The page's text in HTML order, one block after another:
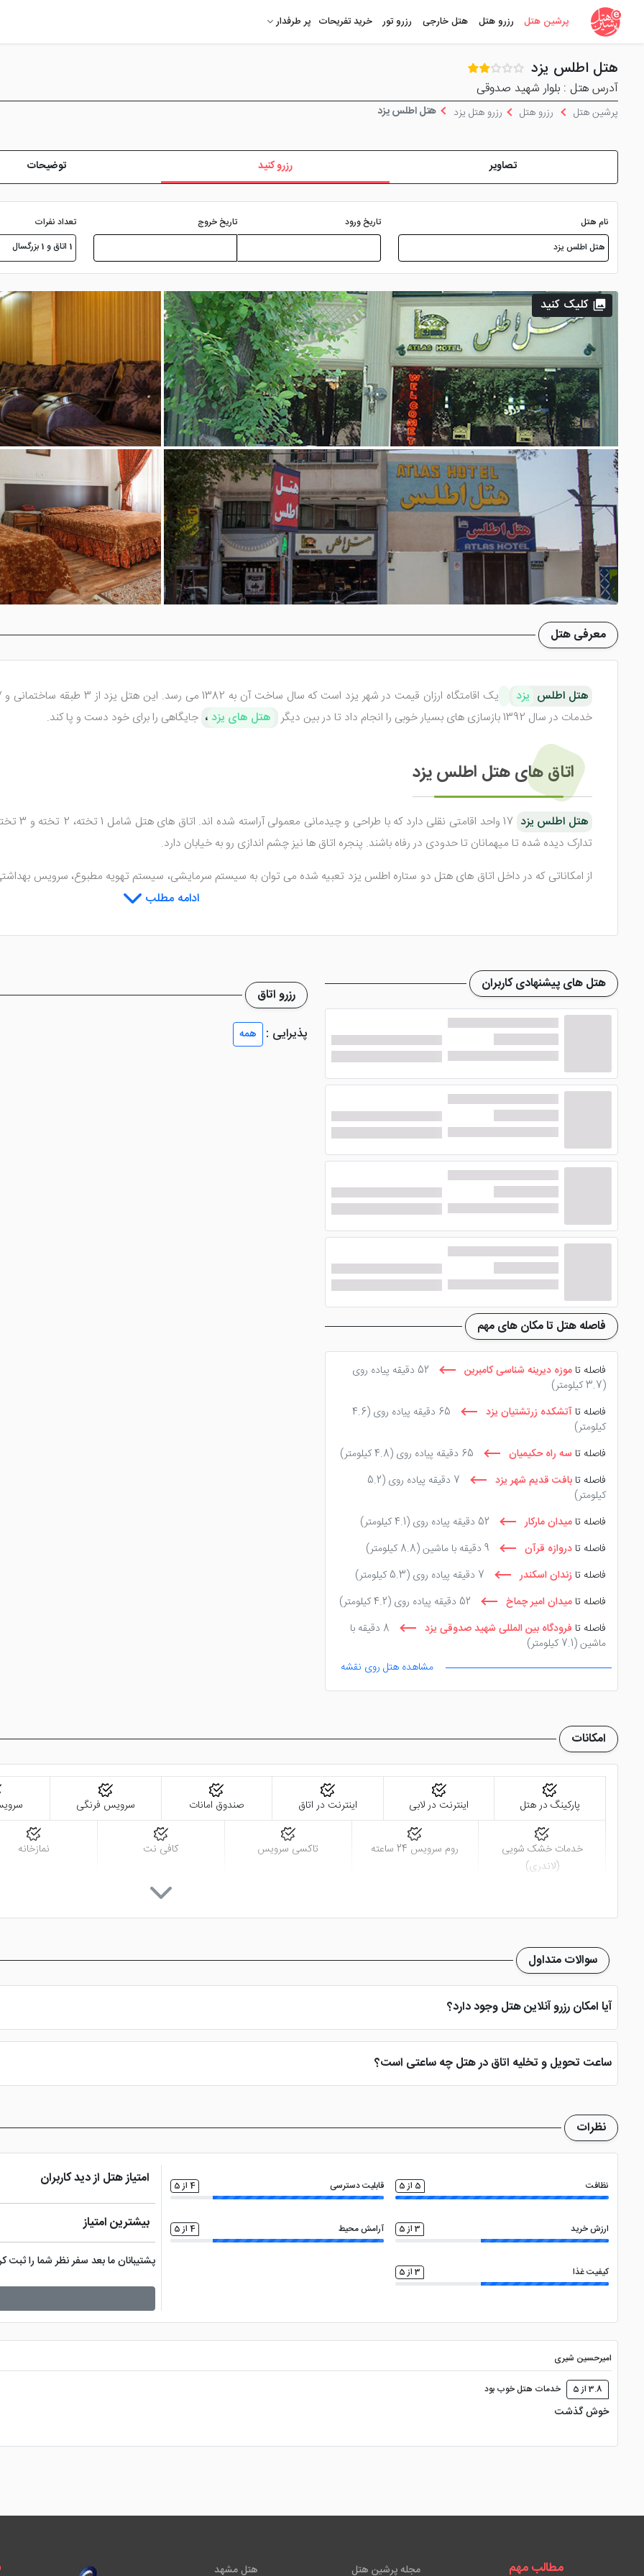
پرشین هتل رزرو هتل هتل خارجی رزرو تور خرید تفریحات پر طرفدار
هتل اطلس یزد
آدرس هتل : بلوار شهید صدوقی
پرشین هتل
رزرو هتل رزرو هتل یزد هتل اطلس یزد
تصاویر رزرو کنید توضیحات
نام هتل تاریخ ورود تاریخ خروج
تعداد نفرات
1 اتاق و 1 بزرگسال
کلیک کنید
معرفی هتل
هتل اطلس یزد
خدمات در سال 1392 بازسازی های بسیار خوبی را انجام داد تا در بین دیگر
هتل های یزد ، جایگاهی را برای خود دست و پا کند.
اتاق های هتل اطلس یزد
هتل اطلس یزد
17 واحد
تدارک دیده شده تا میهمانان تا حدودی در رفاه باشند. پنجره اتاق ها نیز چشم اندازی رو به خیابان دارد.
از امکاناتی که در داخل اتاق های هتل دو ستاره اطلس یزد تعبیه شده می توان به سیستم سرمایشی، سیستم تهویه مطبوع، سرویس
دیگری همچون حمام، ملزومات بهداشتی، دمپایی، تلفن و ... هم در داخل اتاق ها گذاشته شده است.
هتل 2 ستاره اطلس یزد از نظر امکانات رفاهی غنی نبوده و شاید نتواند به خوبی تمام نیاز های میهمانان را برطرف کند. البته این
امکانات هتل می توان به رستوران ان اشاره کرد که انواع غذاهای ایرانی را با کیفیت متوسط ارائه می دهد.
در کافی شاپ هتل نیز می توانید انواع نوشیدنی های سرد و گرم را سفارش دهید. نمازخانه و پارکینگ هم در اختیار میهمانان خواهد
خشک شویی، نظافت روزانه، پذیرش و ... هم از دیگر خدمات قابل عرضه در هتل هستند.
موقعیت مکانی هتل اطلس یزد
امیرچخماق، منطقه فهادان، زندان اسکندر و دخمه زرتشتیان هم از دیگر مکان های دیدنی یزد در نزدیکی هتل هستند.
ادامه مطلب
رزرو اتاق
پذیرایی :
همه
هتل های پیشنهادی کاربران
فاصله هتل تا مکان های مهم
فاصله تا موزه دیرینه شناسی کامبرین
52 دقیقه پیاده روی
(3.7 کیلومتر)
فاصله تا آتشکده زرتشتیان یزد 65 دقیقه پیاده روی
(4.6
کیلومتر)
فاصله تا سه راه حکیمیان 65 دقیقه پیاده روی
(4.8 کیلومتر)
فاصله تا بافت قدیم شهر یزد 7 دقیقه پیاده روی
(5.2
کیلومتر)
فاصله تا میدان مارکار 52 دقیقه پیاده روی
(4.1 کیلومتر)
فاصله تا دروازه قرآن 9 دقیقه با ماشین
(8.8 کیلومتر)
فاصله تا زندان اسکندر 7 دقیقه پیاده روی
(5.3 کیلومتر)
فاصله تا میدان امیر چماخ 52 دقیقه پیاده روی
(4.2 کیلومتر)
فاصله تا فرودگاه بین المللی شهید صدوقی یزد
8 دقیقه با
ماشین(7.1 کیلومتر)
فاصله تابقعه سید رکن الدین 7 دقیقه پیاده روی
(5.3
مشاهده هتل روی نقشه
امکانات
پارکینگ در هتل اینترنت در لابی اینترنت در اتاق صندوق امانات سرویس فرنگی
خدمات خشک شویی
(لاندری)
روم سرویس 24 ساعته تاکسی سرویس کافی نت نمازخانه
سوالات متداول
آیا امکان رزرو آنلاین هتل وجود دارد؟
بله، با انتخاب تاریخ ورود و خروج، نوع اتاق و تعداد نفرات می توانید پس از پرداخت در درگاه بانکی، رزرو آنلاین خود را نهایی و واچر هتل را دریافت
ساعت تحویل و تخلیه اتاق در هتل چه ساعتی است؟
ساعت تحویل اتاق ساعت 2 بعد از ظهر و ساعت تخلیه اتاق 12 ظهر می باشد
نظرات
نظافت 5 از 5 قابلیت دسترسی 4 از 5
ارزش خرید 3 از 5 آرامش محیط 4 از 5
کیفیت غذا 3 از 5
امتیاز هتل از دید کاربران
بیشترین امتیاز
پشتیبانان ما بعد سفر نظر شما را
امیرحسین شیری
3.8 از 5 خدمات هتل خوب بود
خوش گذشت
مطالب مهم مجله پرشین هتل هتل مشهد